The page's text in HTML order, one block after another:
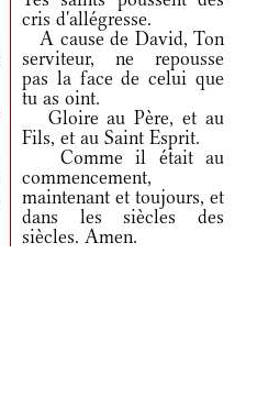
cris d'allégresse.
A cause de David, Ton
serviteur, ne repousse
pas la face de celui que
tu as oint.
Gloire au Père, et au
Fils, et au Saint Esprit.
Comme il était au
commencement,
maintenant et toujours, et
dans les siècles des
siècles. Amen.